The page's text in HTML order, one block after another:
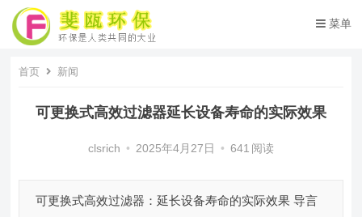
菜单
首页 新闻
可更换式高效过滤器延长设备寿命的实际效果
clsrich • 2025年4月27日 • 641 阅读
可更换式高效过滤器：延长设备寿命的实际效果 导言